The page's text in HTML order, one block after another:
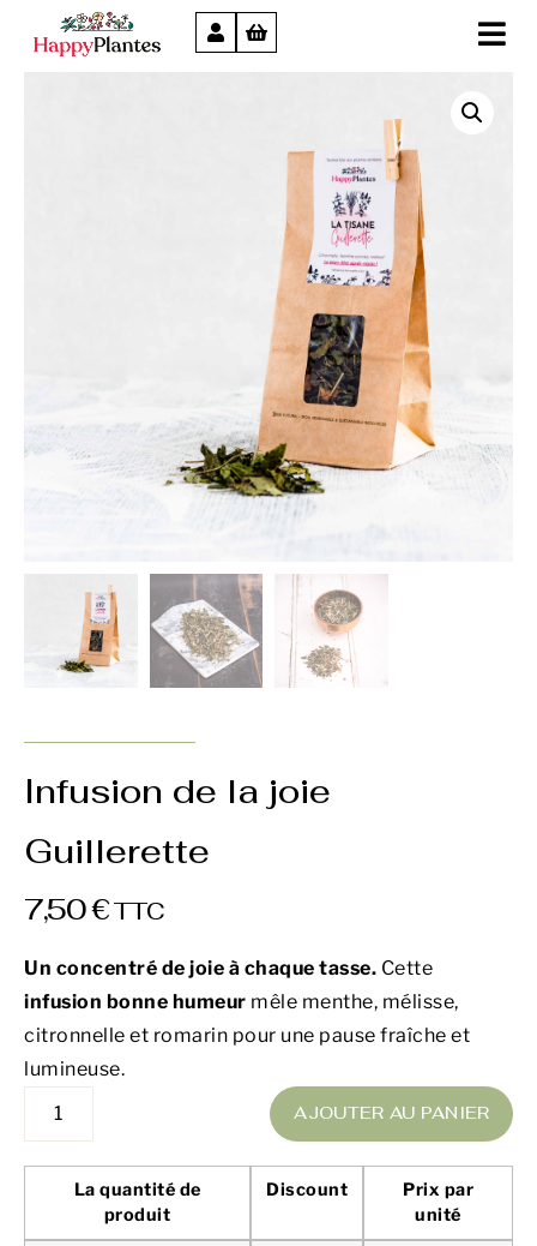
Infusion de la joie
Guillerette
7,50€TTC
Un concentré de joie à chaque tasse. Cette
infusion bonne humeur mêle menthe, mélisse,
citronnelle et romarin pour une pause fraîche et
lumineuse.
AJOUTER AU PANIER
La quantité de
produit
Discount
Prix par
unité